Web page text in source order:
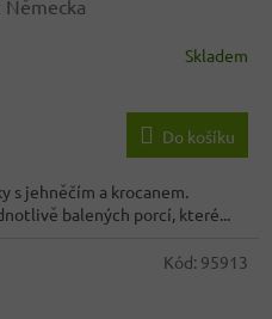
Skladem
Do košíku
s jehněčím a krocanem.
balených porcí, které...
Kód: 95913